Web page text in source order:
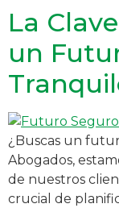
La
un
¿Buscas un
Abogados,
de nuestros
crucial de